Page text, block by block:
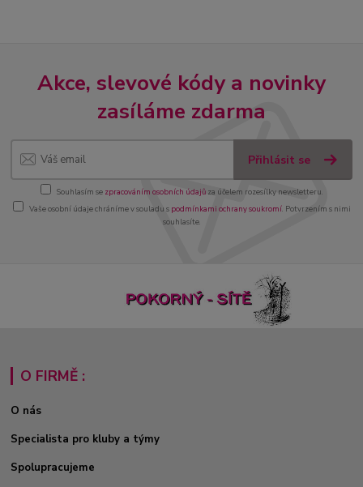
Akce, slevové kódy a novinky
zasíláme zdarma
Přihlásit se
Souhlasím se zpracováním osobních údajůza účelem rozesílky newsletteru.
Vaše osobní údaje chráníme v souladu s podmínkami ochrany soukromí. Potvrzením s nimi
souhlasíte.
O FIRMĚ :
O nás
Specialista pro kluby a týmy
Spolupracujeme